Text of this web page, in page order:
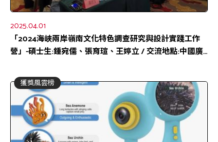
2025.04.01
「2024海峽兩岸嶺南文化特色調查研究與設計實踐工作
營」-碩士生:鍾宛儒、張育瑄、王婷立 / 交流地點:中國廣
獲獎風雲榜